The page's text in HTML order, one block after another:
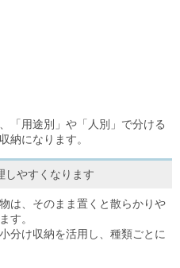
「用途別」や「人別」で分ける
納になります。
しやすくなります
は、そのまま置くと散らかりや
す。
分け収納を活用し、種類ごとに